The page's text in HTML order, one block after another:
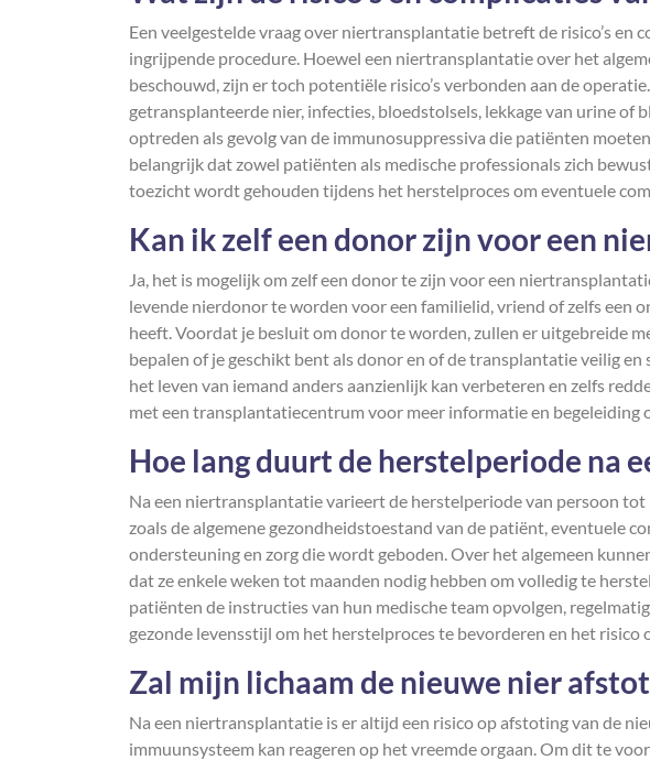
Een veelgestelde vraag over niertransplantatie betreft de risico’s en
ingrijpende procedure. Hoewel een niertransplantatie over het
beschouwd, zijn er toch potentiële risico’s verbonden aan de
getransplanteerde nier, infecties, bloedstolsels, lekkage van urine of
optreden als gevolg van de immunosuppressiva die patiënten
belangrijk dat zowel patiënten als medische professionals zich
toezicht wordt gehouden tijdens het herstelproces om eventuele
Kan ik zelf een donor zijn voor een
Ja, het is mogelijk om zelf een donor te zijn voor een
levende nierdonor te worden voor een familielid, vriend of zelfs een
heeft. Voordat je besluit om donor te worden, zullen er uitgebreide
bepalen of je geschikt bent als donor en of de transplantatie veilig
het leven van iemand anders aanzienlijk kan verbeteren en zelfs
met een transplantatiecentrum voor meer informatie en begeleiding
Hoe lang duurt de herstelperiode na
Na een niertransplantatie varieert de herstelperiode van persoon
zoals de algemene gezondheidstoestand van de patiënt, eventuele
ondersteuning en zorg die wordt geboden. Over het algemeen
dat ze enkele weken tot maanden nodig hebben om volledig te
patiënten de instructies van hun medische team opvolgen,
gezonde levensstijl om het herstelproces te bevorderen en het risico
Zal mijn lichaam de nieuwe nier
Na een niertransplantatie is er altijd een risico op afstoting van de
immuunsysteem kan reageren op het vreemde orgaan. Om dit te